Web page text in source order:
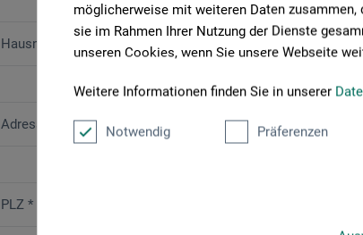
möglicherweise mit weiteren Daten
sie im Rahmen Ihrer Nutzung der Dienste
unseren Cookies, wenn Sie unsere Webseite
Weitere Informationen finden Sie in unserer
Notwendig Präferenzen
Hausnummer
Adresszusatz / Firma
PLZ *